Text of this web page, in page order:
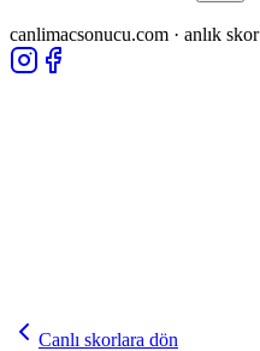
canlimacsonucu.com · anlık skor
Canlı skorlara dön